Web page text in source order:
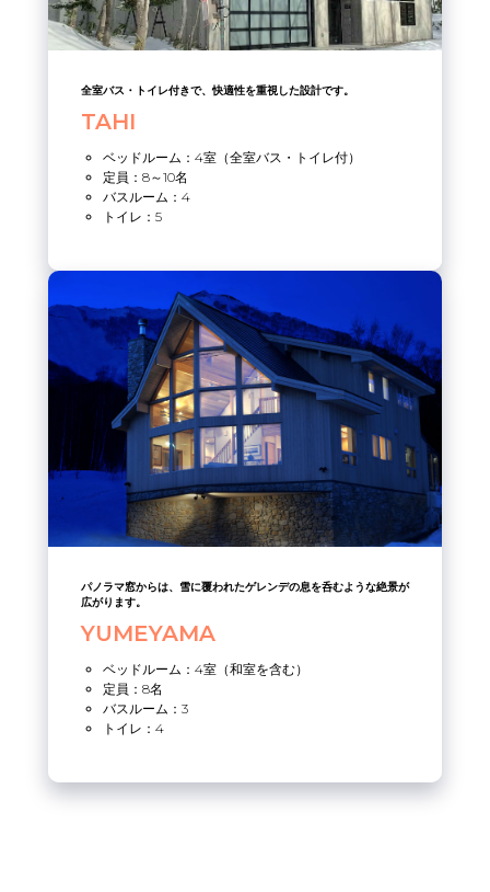
全室バス・トイレ付きで、快適性を重視した設計です。
TAHI
ベッドルーム：4室（全室バス・トイレ付）
定員：8～10名
バスルーム：4
トイレ：5
パノラマ窓からは、雪に覆われたゲレンデの息を呑むような絶景が
広がります。
YUMEYAMA
ベッドルーム：4室（和室を含む）
定員：8名
バスルーム：3
トイレ：4